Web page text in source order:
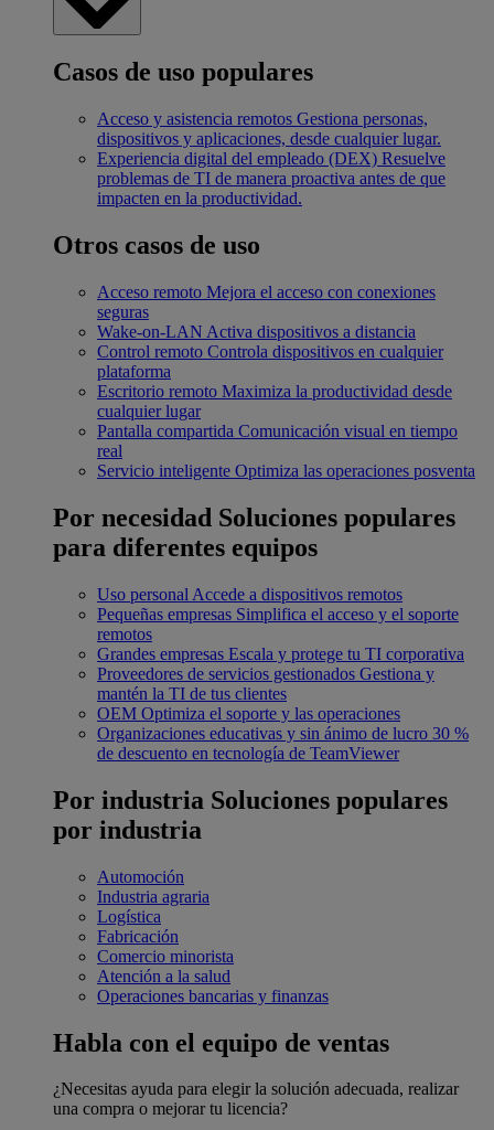
Casos de uso populares
Acceso y asistencia remotos Gestiona personas,
dispositivos y aplicaciones, desde cualquier lugar.
Experiencia digital del empleado (DEX) Resuelve
problemas de TI de manera proactiva antes de que
impacten en la productividad.
Otros casos de uso
Acceso remoto Mejora el acceso con conexiones
seguras
Wake-on-LAN Activa dispositivos a distancia
Control remoto Controla dispositivos en cualquier
plataforma
Escritorio remoto Maximiza la productividad desde
cualquier lugar
Pantalla compartida Comunicación visual en tiempo
real
Servicio inteligente Optimiza las operaciones posventa
Por necesidad Soluciones populares
para diferentes equipos
Uso personal Accede a dispositivos remotos
Pequeñas empresas Simplifica el acceso y el soporte
remotos
Grandes empresas Escala y protege tu TI corporativa
Proveedores de servicios gestionados Gestiona y
mantén la TI de tus clientes
OEM Optimiza el soporte y las operaciones
Organizaciones educativas y sin ánimo de lucro 30 %
de descuento en tecnología de TeamViewer
Por industria Soluciones populares
por industria
Automoción
Industria agraria
Logística
Fabricación
Comercio minorista
Atención a la salud
Operaciones bancarias y finanzas
Habla con el equipo de ventas
¿Necesitas ayuda para elegir la solución adecuada, realizar
una compra o mejorar tu licencia?